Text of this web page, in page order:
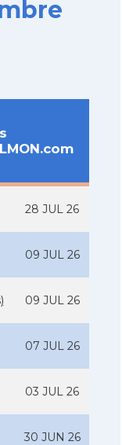
28 JUL 26
09 JUL 26
09 JUL 26
07 JUL 26
03 JUL 26
30 JUN 26